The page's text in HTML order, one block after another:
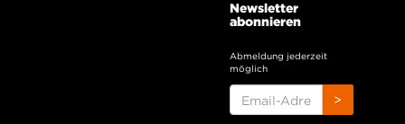
Newsletter
abonnieren
Abmeldung jederzeit
möglich
ADRESSE
>